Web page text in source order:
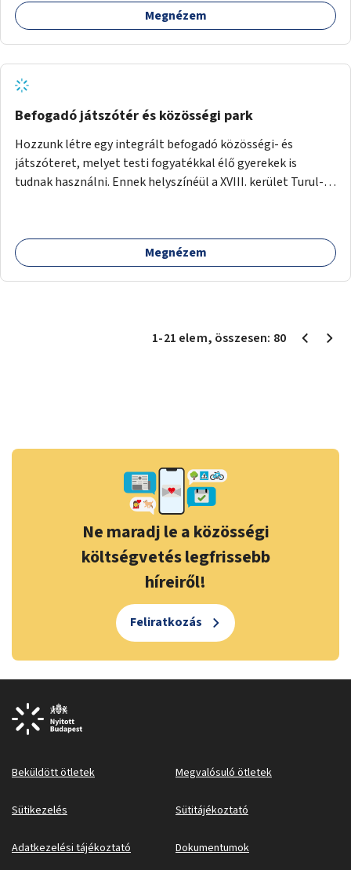
Megnézem
Befogadó játszótér és közösségi park
Hozzunk létre egy integrált befogadó közösségi- és
játszóteret, melyet testi fogyatékkal élő gyerekek is
tudnak használni. Ennek helyszínéül a XVIII. kerület Turul-
játszótér kialakítására.
Megnézem
1-21 elem, összesen: 80
Ne maradj le a közösségi
költségvetés legfrissebb
híreiről!
Feliratkozás
Beküldött ötletek Megvalósuló ötletek
Sütikezelés Sütitájékoztató
Adatkezelési tájékoztató Dokumentumok